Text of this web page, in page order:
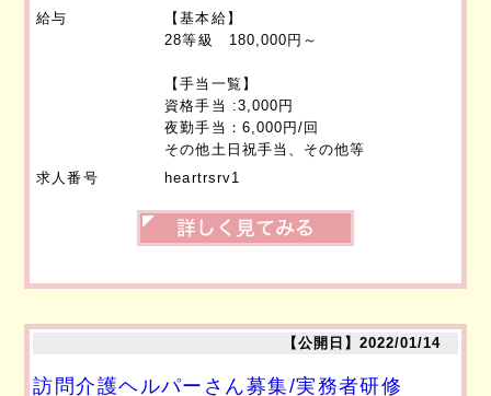
給与
【基本給】
28等級 180,000円～
【手当一覧】
資格手当 :3,000円
夜勤手当：6,000円/回
その他土日祝手当、その他等
求人番号
heartrsrv1
【公開日】2022/01/14
訪問介護ヘルパーさん募集/実務者研修